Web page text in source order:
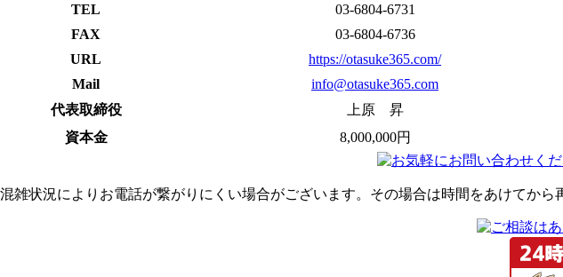
TEL
03-6804-6731
FAX
03-6804-6736
URL
https://otasuke365.com/
Mail
info@otasuke365.com
代表取締役
上原 昇
資本金
8,000,000円
混雑状況によりお電話が繋がりにくい場合がございます。その場合は時間をあけてから